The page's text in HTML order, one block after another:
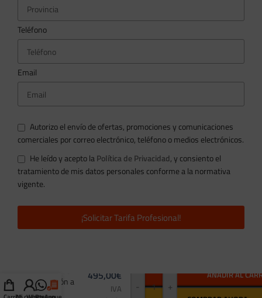
Teléfono
Email
Autorizo el envío de ofertas, promociones y comunicaciones
comerciales por correo electrónico, teléfono o medios electrónicos.
He leído y acepto laPolítica de Privacidad, y consiento el
tratamiento de mis datos personales conforme a la normativa
vigente.
¡Solicitar Tarifa Profesional!
conexión a
Red
495,00€
IVA
+
AÑADIR AL